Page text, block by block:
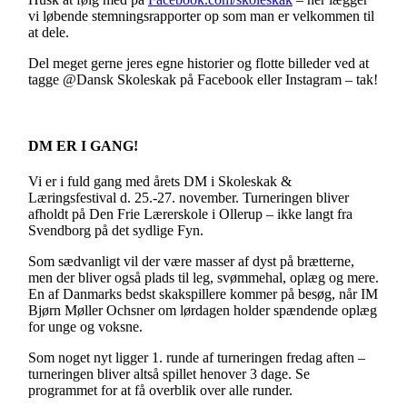
vi løbende stemningsrapporter op som man er velkommen til
at dele.
Del meget gerne jeres egne historier og flotte billeder ved at
tagge @Dansk Skoleskak på Facebook eller Instagram – tak!
DM ER I GANG!
Vi er i fuld gang med årets DM i Skoleskak &
Læringsfestival d. 25.-27. november. Turneringen bliver
afholdt på Den Frie Lærerskole i Ollerup – ikke langt fra
Svendborg på det sydlige Fyn.
Som sædvanligt vil der være masser af dyst på brætterne,
men der bliver også plads til leg, svømmehal, oplæg og mere.
En af Danmarks bedst skakspillere kommer på besøg, når IM
Bjørn Møller Ochsner om lørdagen holder spændende oplæg
for unge og voksne.
Som noget nyt ligger 1. runde af turneringen fredag aften –
turneringen bliver altså spillet henover 3 dage. Se
programmet for at få overblik over alle runder.